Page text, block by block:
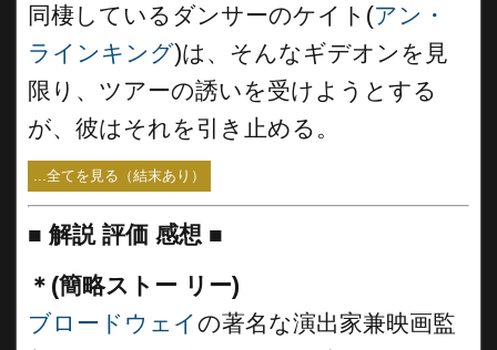
同棲しているダンサーのケイト(アン・
ラインキング)は、そんなギデオンを見
限り、ツアーの誘いを受けようとする
が、彼はそれを引き止める。
...全てを見る（結末あり）
■ 解説 評価 感想 ■
＊(簡略ストー リー)
ブロードウェイの著名な演出家兼映画監